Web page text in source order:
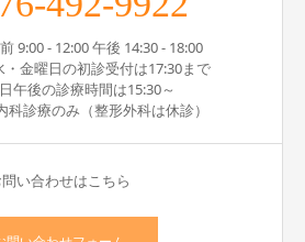
9:00 - 12:00 午後 14:30 - 18:00
金曜日の初診受付は17:30まで
午後の診療時間は15:30～
診療のみ（整形外科は休診）
い合わせはこちら